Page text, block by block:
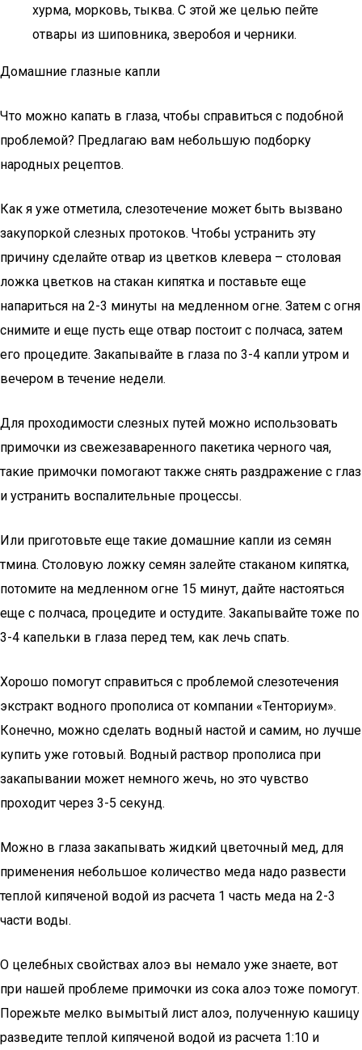
хурма, морковь, тыква. С этой же целью пейте
отвары из шиповника, зверобоя и черники.
Домашние глазные капли
Что можно капать в глаза, чтобы справиться с подобной
проблемой? Предлагаю вам небольшую подборку
народных рецептов.
Как я уже отметила, слезотечение может быть вызвано
закупоркой слезных протоков. Чтобы устранить эту
причину сделайте отвар из цветков клевера – столовая
ложка цветков на стакан кипятка и поставьте еще
напариться на 2-3 минуты на медленном огне. Затем с огня
снимите и еще пусть еще отвар постоит с полчаса, затем
его процедите. Закапывайте в глаза по 3-4 капли утром и
вечером в течение недели.
Для проходимости слезных путей можно использовать
примочки из свежезаваренного пакетика черного чая,
такие примочки помогают также снять раздражение с глаз
и устранить воспалительные процессы.
Или приготовьте еще такие домашние капли из семян
тмина. Столовую ложку семян залейте стаканом кипятка,
потомите на медленном огне 15 минут, дайте настояться
еще с полчаса, процедите и остудите. Закапывайте тоже по
3-4 капельки в глаза перед тем, как лечь спать.
Хорошо помогут справиться с проблемой слезотечения
экстракт водного прополиса от компании «Тенториум».
Конечно, можно сделать водный настой и самим, но лучше
купить уже готовый. Водный раствор прополиса при
закапывании может немного жечь, но это чувство
проходит через 3-5 секунд.
Можно в глаза закапывать жидкий цветочный мед, для
применения небольшое количество меда надо развести
теплой кипяченой водой из расчета 1 часть меда на 2-3
части воды.
О целебных свойствах алоэ вы немало уже знаете, вот
при нашей проблеме примочки из сока алоэ тоже помогут.
Порежьте мелко вымытый лист алоэ, полученную кашицу
разведите теплой кипяченой водой из расчета 1:10 и